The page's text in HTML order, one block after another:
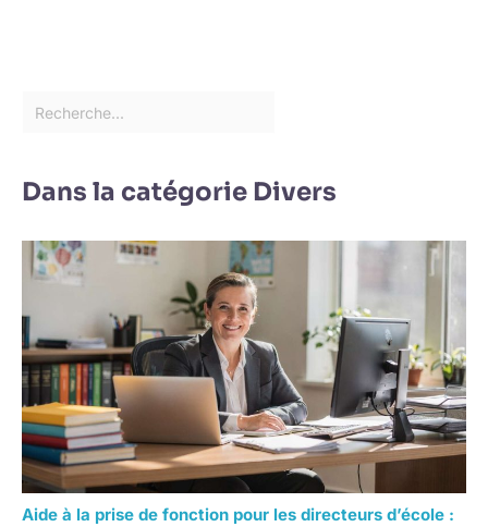
Dans la catégorie Divers
Aide à la prise de fonction pour les directeurs d’école :